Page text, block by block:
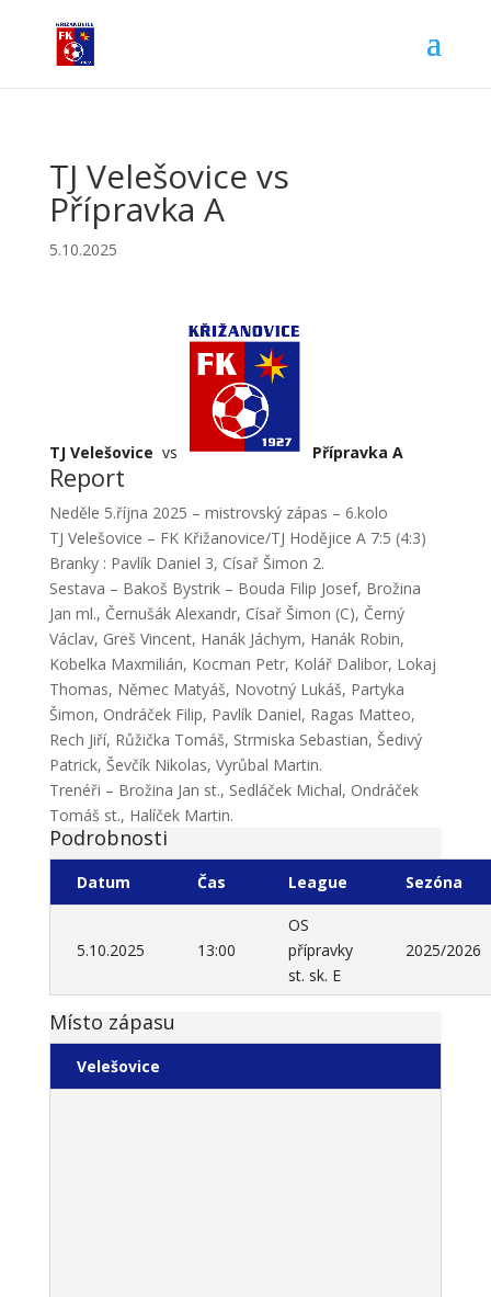
TJ Velešovice vs
Přípravka A
5.10.2025
TJ Velešovice vs Přípravka A
Report
Neděle 5.října 2025 – mistrovský zápas – 6.kolo
TJ Velešovice – FK Křižanovice/TJ Hodějice A 7:5 (4:3)
Branky : Pavlík Daniel 3, Císař Šimon 2.
Sestava – Bakoš Bystrik – Bouda Filip Josef, Brožina
Jan ml., Černušák Alexandr, Císař Šimon (C), Černý
Václav, Greš Vincent, Hanák Jáchym, Hanák Robin,
Kobelka Maxmilián, Kocman Petr, Kolář Dalibor, Lokaj
Thomas, Němec Matyáš, Novotný Lukáš, Partyka
Šimon, Ondráček Filip, Pavlík Daniel, Ragas Matteo,
Rech Jiří, Růžička Tomáš, Strmiska Sebastian, Šedivý
Patrick, Ševčík Nikolas, Vyrůbal Martin.
Trenéři – Brožina Jan st., Sedláček Michal, Ondráček
Tomáš st., Halíček Martin.
Podrobnosti
Datum Čas League Sezóna
5.10.2025 13:00
OS
přípravky
st. sk. E
2025/2026
Místo zápasu
Velešovice